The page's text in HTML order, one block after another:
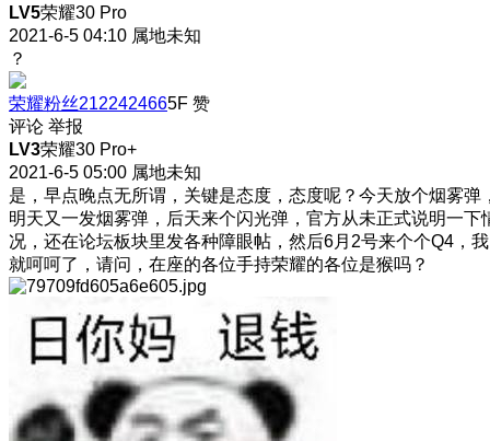
LV5荣耀30 Pro
2021-6-5 04:10 属地未知
？
荣耀粉丝2122424665F 赞
评论 举报
LV3荣耀30 Pro+
2021-6-5 05:00 属地未知
是，早点晚点无所谓，关键是态度，态度呢？今天放个烟雾弹
明天又一发烟雾弹，后天来个闪光弹，官方从未正式说明一下
况，还在论坛板块里发各种障眼帖，然后6月2号来个个Q4，我
就呵呵了，请问，在座的各位手持荣耀的各位是猴吗？